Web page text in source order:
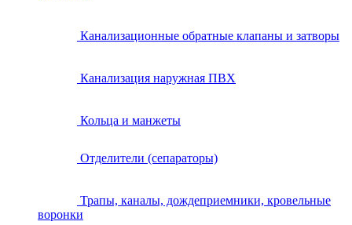
Канализационные обратные клапаны и затворы
Канализация наружная ПВХ
Кольца и манжеты
Отделители (сепараторы)
Трапы, каналы, дождеприемники, кровельные
воронки